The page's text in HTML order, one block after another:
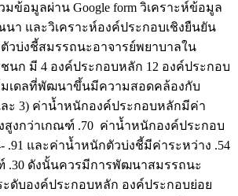
มข้อมูลผ่าน Google form วิเคราะห์ข้อมูล
า และวิเคราะห์องค์ประกอบเชิงยืนยัน
วบ่งชี้สมรรถนะอาจารย์พยาบาลใน
นก มี 4 องค์ประกอบหลัก 12 องค์ประกอบ
มเดลที่พัฒนาขึ้นมีความสอดคล้องกับ
ะ 3) ค่าน้ำหนักองค์ประกอบหลักมีค่า
งสูงกว่าเกณฑ์ .70 ค่าน้ำหนักองค์ประกอบ
.91 และค่าน้ำหนักตัวบ่งชี้มีค่าระหว่าง .54
.30 ดังนั้นควรมีการพัฒนาสมรรถนะ
ะดับองค์ประกอบหลัก องค์ประกอบย่อย